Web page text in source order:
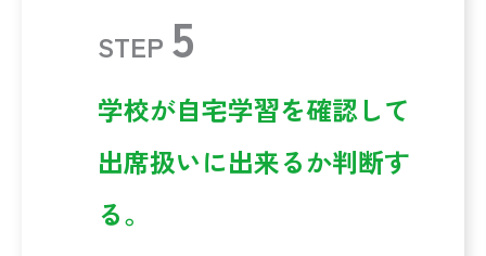
STEP 5
学校が自宅学習を確認して
出席扱いに出来るか判断す
る。